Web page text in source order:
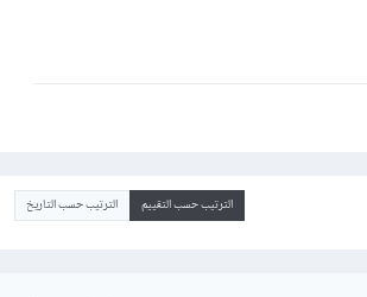
الترتيب حسب التقييم الترتيب حسب التاريخ